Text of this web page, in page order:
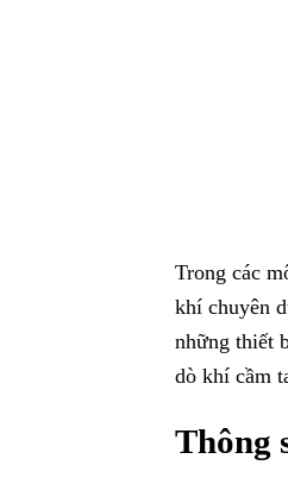
Trong các
khí chuyên
những thiết
dò khí cầm
Thông